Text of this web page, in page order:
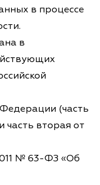
в процессе
в
(часть
часть вторая от
№ 63-ФЗ «Об